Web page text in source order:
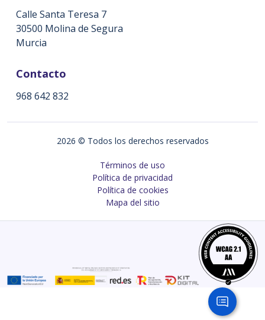
Calle Santa Teresa 7
30500 Molina de Segura
Murcia
Contacto
968 642 832
2026 © Todos los derechos reservados
Términos de uso
Política de privacidad
Política de cookies
Mapa del sitio